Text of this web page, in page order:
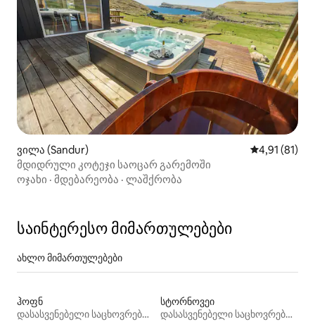
ვილა (Sandur) საშუალო
4,91 (81)
მდიდრული კოტეჯი საოცარ გარემოში
ოჯახი · მდებარეობა · ლაშქრობა
საინტერესო მიმართულებები
ახლო მიმართულებები
ჰოფნ
დასასვენებელი საცხოვრებლები
სტორნოვეი
დასასვენებელი საცხოვრებლები